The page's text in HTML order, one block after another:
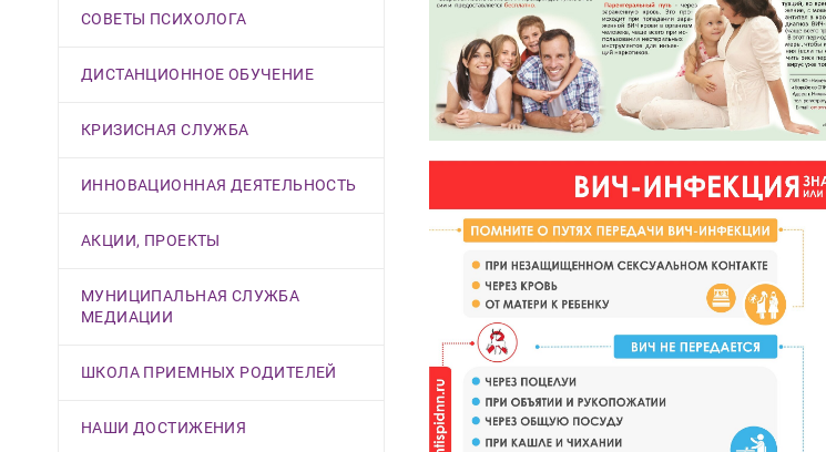
СОВЕТЫ ПСИХОЛОГА
ДИСТАНЦИОННОЕ ОБУЧЕНИЕ
КРИЗИСНАЯ СЛУЖБА
ИННОВАЦИОННАЯ ДЕЯТЕЛЬНОСТЬ
АКЦИИ, ПРОЕКТЫ
МУНИЦИПАЛЬНАЯ СЛУЖБА
МЕДИАЦИИ
ШКОЛА ПРИЕМНЫХ РОДИТЕЛЕЙ
НАШИ ДОСТИЖЕНИЯ